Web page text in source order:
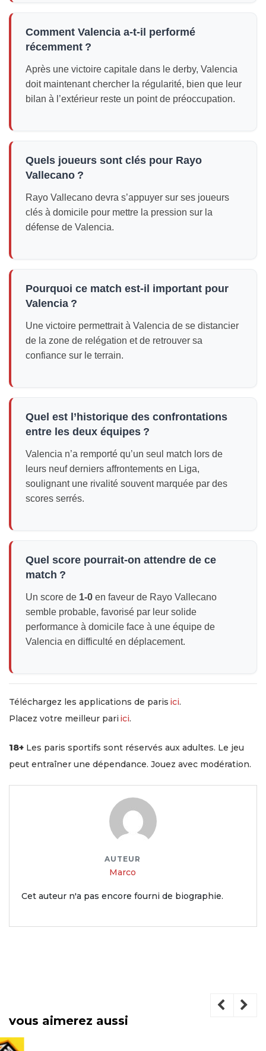
Comment Valencia a-t-il performé
récemment ?
Après une victoire capitale dans le derby, Valencia
doit maintenant chercher la régularité, bien que leur
bilan à l’extérieur reste un point de préoccupation.
Quels joueurs sont clés pour Rayo
Vallecano ?
Rayo Vallecano devra s’appuyer sur ses joueurs
clés à domicile pour mettre la pression sur la
défense de Valencia.
Pourquoi ce match est-il important pour
Valencia ?
Une victoire permettrait à Valencia de se distancier
de la zone de relégation et de retrouver sa
confiance sur le terrain.
Quel est l’historique des confrontations
entre les deux équipes ?
Valencia n’a remporté qu’un seul match lors de
leurs neuf derniers affrontements en Liga,
soulignant une rivalité souvent marquée par des
scores serrés.
Quel score pourrait-on attendre de ce
match ?
Un score de 1-0 en faveur de Rayo Vallecano
semble probable, favorisé par leur solide
performance à domicile face à une équipe de
Valencia en difficulté en déplacement.
Téléchargez les applications de paris ici.
Placez votre meilleur pari ici.
18+ Les paris sportifs sont réservés aux adultes. Le jeu
peut entraîner une dépendance. Jouez avec modération.
AUTEUR
Marco
Cet auteur n'a pas encore fourni de biographie.
vous aimerez aussi